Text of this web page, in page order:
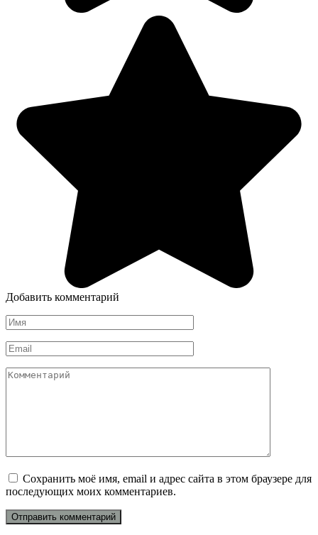
Добавить комментарий
Имя
*
Email
*
Комментарий
Сохранить моё имя, email и адрес сайта в этом браузере для
последующих моих комментариев.